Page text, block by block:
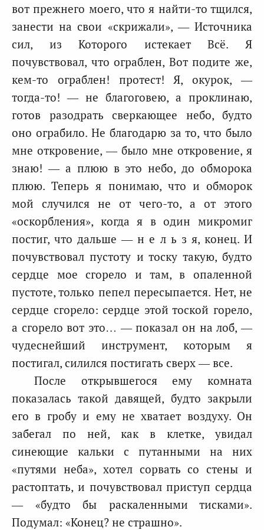
вот прежнего моего, что я найти-то тщился,
занести на свои «скрижали», — Источника
сил, из Которого истекает Всё. Я
почувствовал, что ограблен, Вот подите же,
кем-то ограблен! протест! Я, окурок, —
тогда-то! — не благоговею, а проклинаю,
готов разодрать сверкающее небо, будто
оно ограбило. Не благодарю за то, что было
мне откровение, — было мне откровение, я
знаю! — а плюю в это небо, до обморока
плюю. Теперь я понимаю, что и обморок
мой случился не от чего-то, а от этого
«оскорбления», когда я в один микромиг
постиг, что дальше — н е л ь з я, конец. И
почувствовал пустоту и тоску такую, будтo
сердце мое сгорело и там, в опаленной
пустоте, только пепел пересыпается. Нет, не
сердце сгорело: сердце этой тоской горело,
а сгорело вот это… — показал он на лоб, —
чудеснейший инструмент, которым я
постигал, силился постигать сверх — все.
После открывшегося ему комната
показалась такой давящей, будто закрыли
его в гробу и ему не хватает воздуху. Он
забегал по ней, как в клетке, увидал
синеющие кальки с путанными на них
«путями неба», хотел сорвать со стены и
растоптать, и почувствовал приступ сердца
— «будто бы раскаленными тисками».
Подумал: «Конец? не страшно».